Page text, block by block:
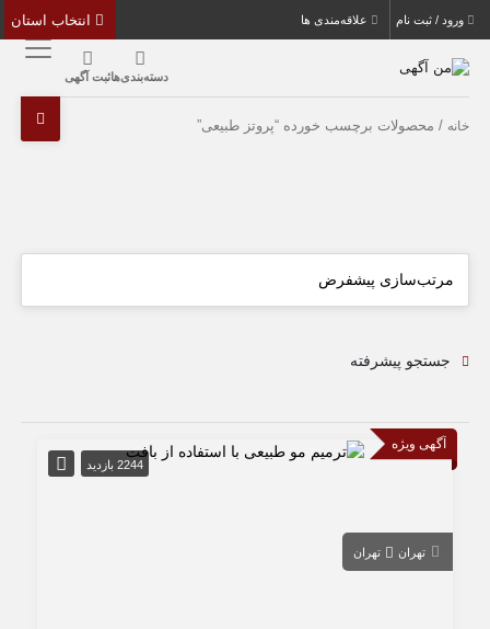
ورود / ثبت نام علاقه‌مندی ها
دسته‌بندی‌هاثبت آگهی
خانه / محصولات برچسب خورده “پروتز طبیعی”
جستجو پیشرفته
آگهی ویژه
2244 بازدید
تهران تهران